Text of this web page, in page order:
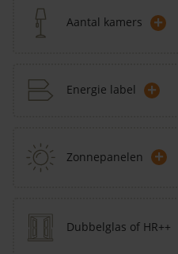
Aantal kamers +
Energie label +
Zonnepanelen +
Dubbelglas of HR++